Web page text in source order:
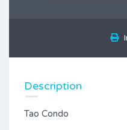
Description
Tao Condo